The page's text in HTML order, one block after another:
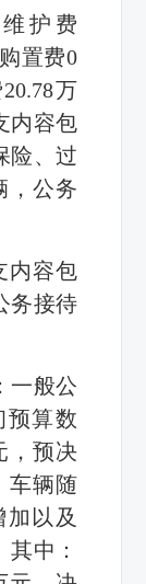
护费
置费0
20.78万
内容包
险、过
，公务
内容包
务接待
一般公
预算数
，预决
车辆随
以及
其中：